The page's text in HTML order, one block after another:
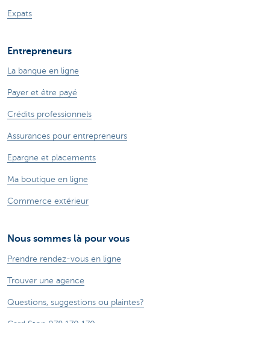
Expats
Entrepreneurs
La banque en ligne
Payer et être payé
Crédits professionnels
Assurances pour entrepreneurs
Epargne et placements
Ma boutique en ligne
Commerce extérieur
Nous sommes là pour vous
Prendre rendez-vous en ligne
Trouver une agence
Questions, suggestions ou plaintes?
Card Stop 078 170 170